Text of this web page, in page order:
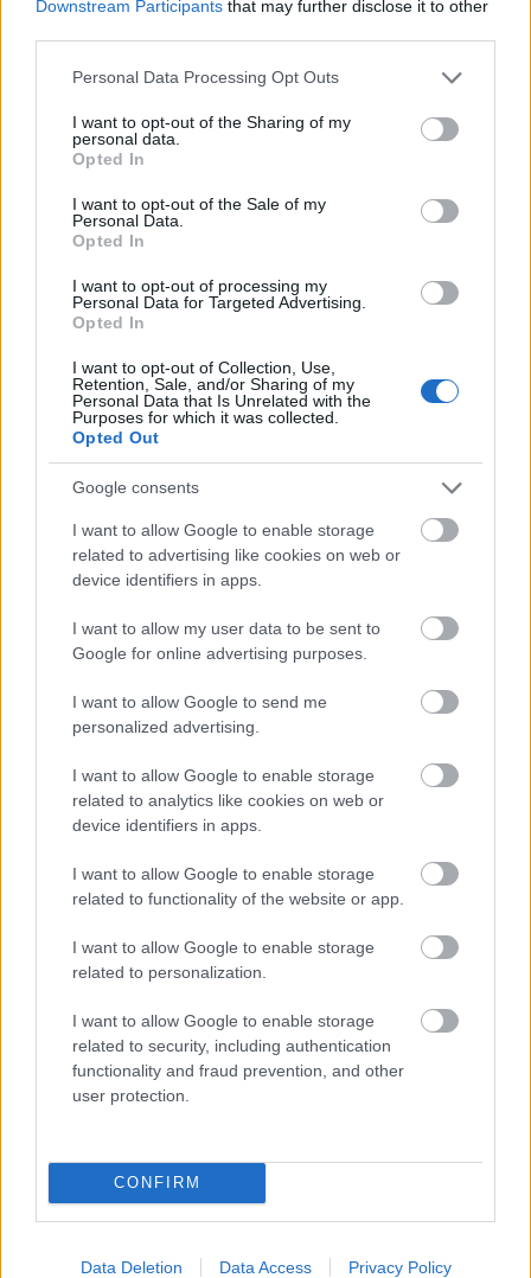
Downstream Participants that may further disclose it to other
Please note that this website/app uses one or more Google
not limited to your visit or usage behaviour. You may click to
grant or deny consent to Google and its third-party tags to
use your data for below specified purposes in below Google
consent section.
Personal Data Processing Opt Outs
I want to opt-out of the Sharing of my
personal data.
Opted In
I want to opt-out of the Sale of my
Personal Data.
Opted In
I want to opt-out of processing my
Personal Data for Targeted Advertising.
Opted In
I want to opt-out of Collection, Use,
Retention, Sale, and/or Sharing of my
Personal Data that Is Unrelated with the
Purposes for which it was collected.
Opted Out
Google consents
I want to allow Google to enable storage
related to advertising like cookies on web or
device identifiers in apps.
I want to allow my user data to be sent to
Google for online advertising purposes.
I want to allow Google to send me
personalized advertising.
I want to allow Google to enable storage
related to analytics like cookies on web or
device identifiers in apps.
I want to allow Google to enable storage
related to functionality of the website or app.
I want to allow Google to enable storage
related to personalization.
I want to allow Google to enable storage
related to security, including authentication
functionality and fraud prevention, and other
user protection.
CONFIRM
Data Deletion Data Access Privacy Policy
Egészen lenyűgöző, hogy mennyivel többek a
térképek annál, mint amit sokan gondolhatnak
róluk: letűnt korszakok lenyomatai, melyek hűen
tükrözik az akkoriban uralkodó felfogásokat; valaha
mély gyökereket eresztett, ám mára eltűnt
hiedelmekről mesélnek, átadják az ismeretlenbe
vezetett expedíciók feszültségét; politikai érdekekről
árulkodnak, tudományos áttörésekről tanúskodnak,
vagy épp máig megoldatlan rejtélyekkel szolgálnak;
s végül, de nem utolsósorban szemet
gyönyörködtető, művészi értékkel bíró alkotások
(kiváltképp aKatalán atlasz, valamint Fra Mauro,
Juan de la Cosa, Egnazio Danti, Petrus Plancius,
Juan de la Cosa világtérképe